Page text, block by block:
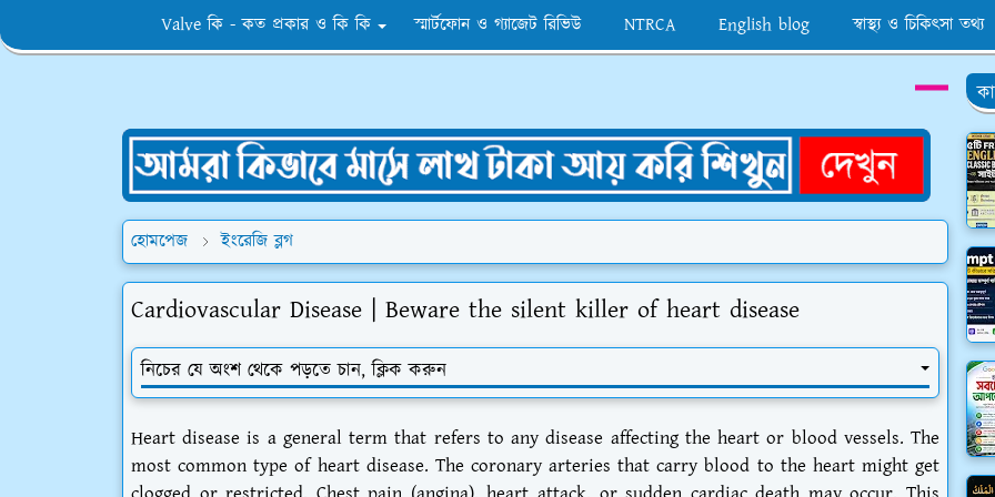
Valve কি - কত প্রকার ও কি কি স্মার্টফোন ও গ্যাজেট রিভিউ NTRCA English blog স্বাস্থ্য ও চিকিৎসা তথ্য
হোমপেজ ইংরেজি ব্লগ
Cardiovascular Disease | Beware the silent killer of heart disease
নিচের যে অংশ থেকে পড়তে চান, ক্লিক করুন
Heart disease is a general term that refers to any disease affecting the heart or blood vessels. The
most common type of heart disease. The coronary arteries that carry blood to the heart might get